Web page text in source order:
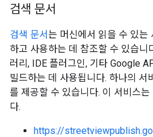
검색 문서
검색 문서는 머신에서 읽을 수 있는
하고 사용하는 데 참조할 수 있습니
러리, IDE 플러그인, 기타 Google
빌드하는 데 사용됩니다. 하나의 서
를 제공할 수 있습니다. 이 서비스
다.
https://